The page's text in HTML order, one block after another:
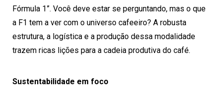
Fórmula 1”. Você deve estar se perguntando, mas o que
a F1 tem a ver com o universo cafeeiro? A robusta
estrutura, a logística e a produção dessa modalidade
trazem ricas lições para a cadeia produtiva do café.
Sustentabilidade em foco